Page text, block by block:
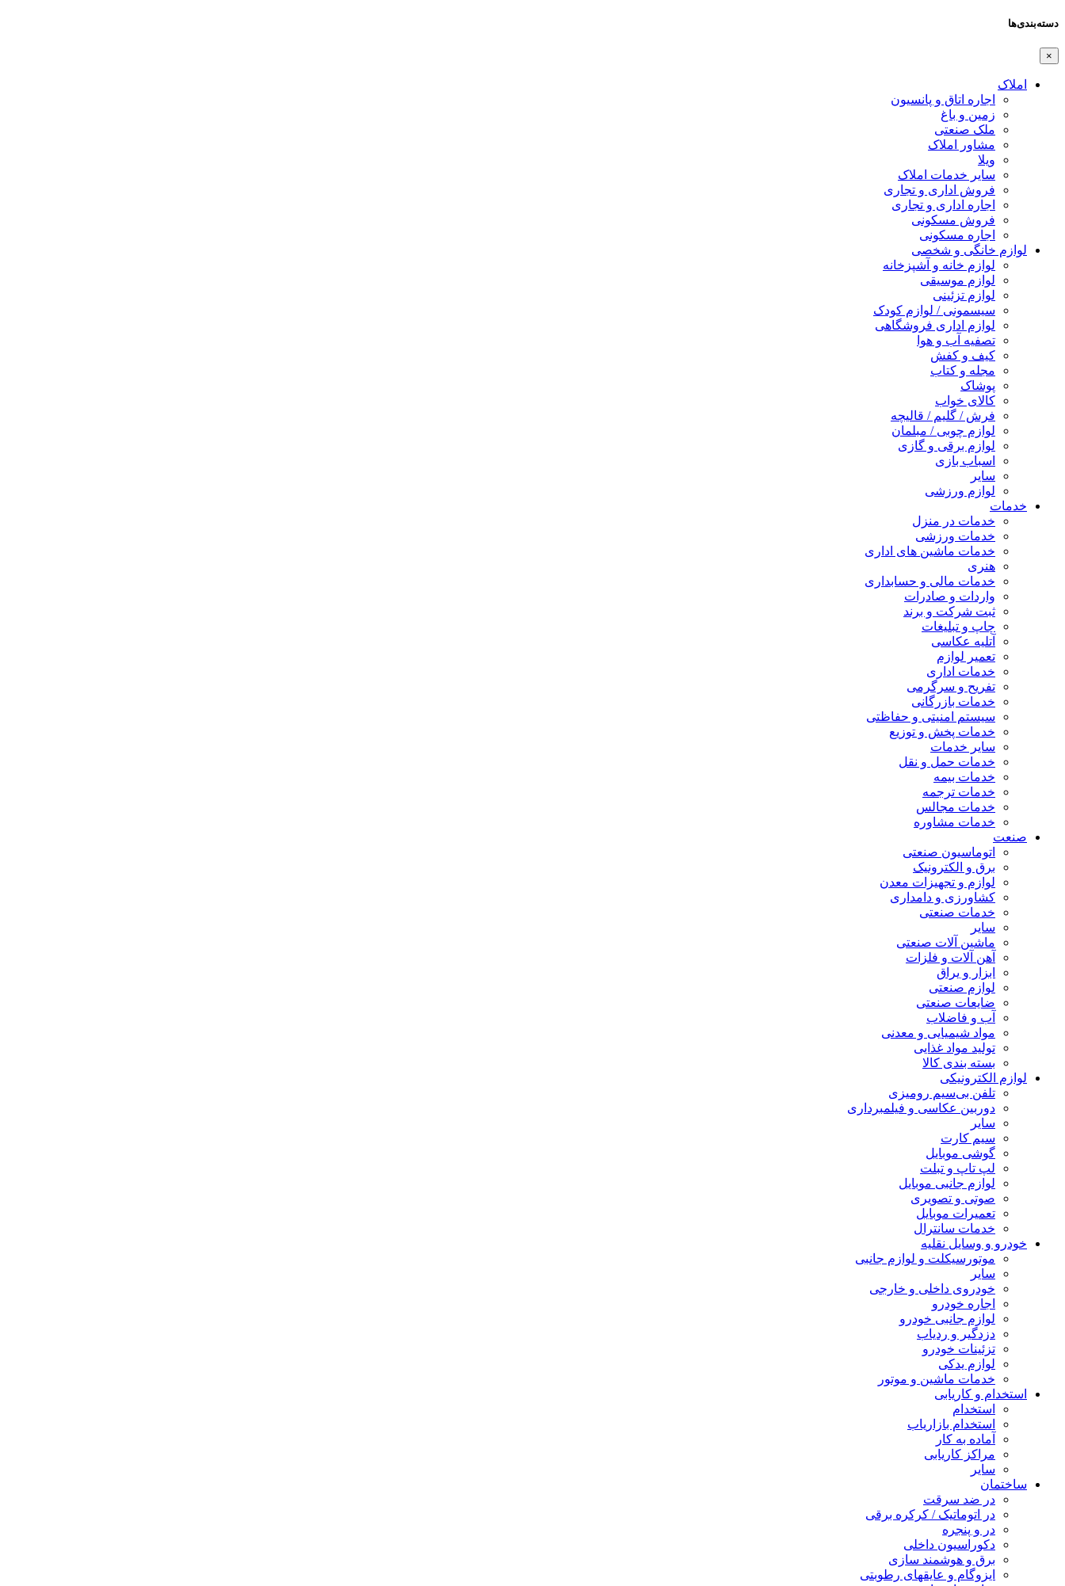
دسته‌بندی‌ها
×
املاک
اجاره اتاق و پانسیون
زمین و باغ
ملک صنعتی
مشاور املاک
ویلا
سایر خدمات املاک
فروش اداری و تجاری
اجاره اداری و تجاری
فروش مسکونی
اجاره مسکونی
لوازم خانگی و شخصی
لوازم خانه و آشپزخانه
لوازم موسیقی
لوازم تزئینی
سیسمونی / لوازم کودک
لوازم اداری فروشگاهی
تصفیه آب و هوا
کیف و کفش
مجله و کتاب
پوشاک
کالای خواب
فرش / گلیم / قالیچه
لوازم چوبی / مبلمان
لوازم برقی و گازی
اسباب بازی
سایر
لوازم ورزشی
خدمات
خدمات در منزل
خدمات ورزشی
خدمات ماشین های اداری
هنری
خدمات مالی و حسابداری
واردات و صادرات
ثبت شرکت و برند
چاپ و تبلیغات
آتلیه عکاسی
تعمیر لوازم
خدمات اداری
تفریح و سرگرمی
خدمات بازرگانی
سیستم امنیتی و حفاظتی
خدمات پخش و توزیع
سایر خدمات
خدمات حمل و نقل
خدمات بیمه
خدمات ترجمه
خدمات مجالس
خدمات مشاوره
صنعت
اتوماسیون صنعتی
برق و الکترونیک
لوازم و تجهیزات معدن
کشاورزی و دامداری
خدمات صنعتی
سایر
ماشین آلات صنعتی
آهن آلات و فلزات
ابزار و یراق
لوازم صنعتی
ضایعات صنعتی
آب و فاضلاب
مواد شیمیایی و معدنی
تولید مواد غذایی
بسته بندی کالا
لوازم الکترونیکی
تلفن بی‌سیم رومیزی
دوربین عکاسی و فیلمبرداری
سایر
سیم کارت
گوشی موبایل
لپ تاپ و تبلت
لوازم جانبی موبایل
صوتی و تصویری
تعمیرات موبایل
خدمات سانترال
خودرو و وسایل نقلیه
موتورسیکلت و لوازم جانبی
سایر
خودروی داخلی و خارجی
اجاره خودرو
لوازم جانبی خودرو
دزدگیر و ردیاب
تزئینات خودرو
لوازم یدکی
خدمات ماشین و موتور
استخدام و کاریابی
استخدام
استخدام بازاریاب
آماده به کار
مراکز کاریابی
سایر
ساختمان
در ضد سرقت
در اتوماتیک / کرکره برقی
در و پنجره
دکوراسیون داخلی
برق و هوشمند سازی
ایزوگام و عایقهای رطوبتی